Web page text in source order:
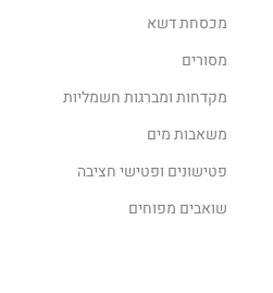
מכסחת דשא
מסורים
מקדחות ומברגות חשמליות
משאבות מים
פטישונים ופטישי חציבה
שואבים מפוחים